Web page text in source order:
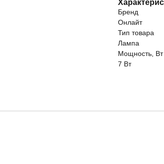
Бренд
Онлайт
Тип товара
Лампа
Мощность, Вт
7 Вт